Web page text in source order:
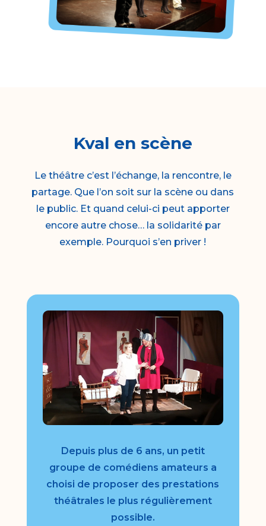
Kval en scène
Le théâtre c’est l’échange, la rencontre, le
partage. Que l’on soit sur la scène ou dans
le public. Et quand celui-ci peut apporter
encore autre chose… la solidarité par
exemple. Pourquoi s’en priver !
Depuis plus de 6 ans, un petit
groupe de comédiens amateurs a
choisi de proposer des prestations
théâtrales le plus régulièrement
possible.